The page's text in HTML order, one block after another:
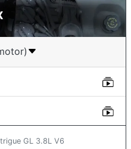
GL 3.8L V6